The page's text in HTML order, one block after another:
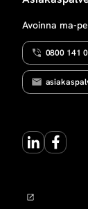
n
v
a
l
t
a
Avoinna ma-
0800 141
LinkedInFacebook